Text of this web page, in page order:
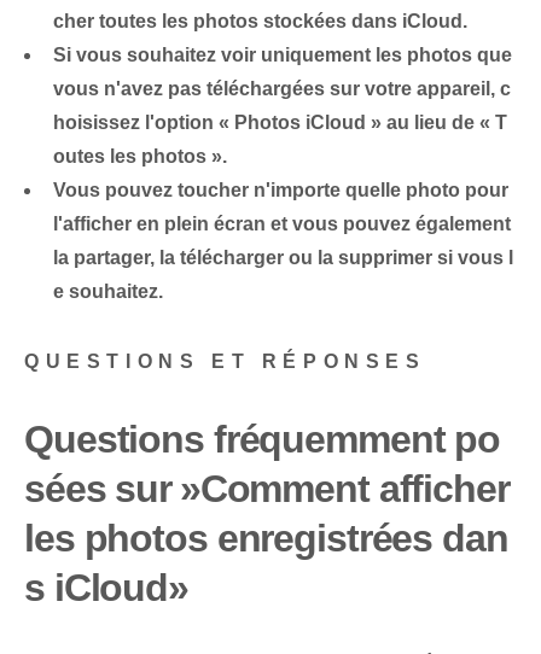
cher toutes⁤ les photos stockées dans iCloud.
Si vous souhaitez voir uniquement les photos que
vous n'avez pas téléchargées sur votre appareil, c
hoisissez l'option « Photos iCloud » au lieu de « T
outes les photos ».
Vous pouvez toucher n'importe quelle photo pour
l'afficher en plein écran et vous pouvez également
la partager, la télécharger ou la supprimer si vous l
e souhaitez.
QUESTIONS ET RÉPONSES
Questions fréquemment po
sées sur ⁢»Comment afficher
les photos enregistrées dan
s iCloud»